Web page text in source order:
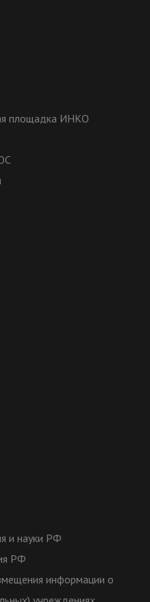
площадка ИНКО
и науки РФ
РФ
информации о